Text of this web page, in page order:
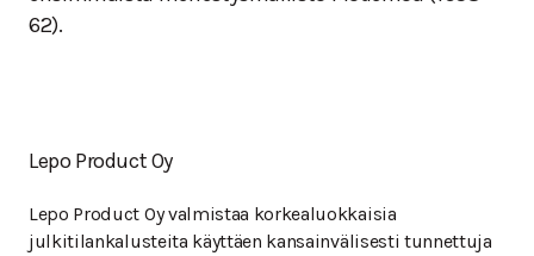
62).
Lepo Product Oy
Lepo Product Oy valmistaa korkealuokkaisia
julkitilankalusteita käyttäen kansainvälisesti tunnettuja